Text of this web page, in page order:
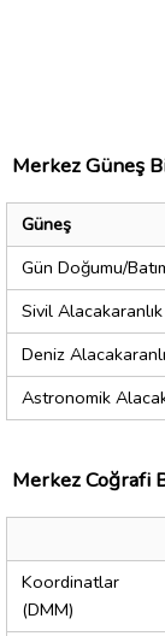
Merkez Güneş
Güneş
Gün Doğumu/
Sivil Alacakaranlık
Deniz
Astronomik
Merkez Coğrafi
Koordinatlar
(DMM)